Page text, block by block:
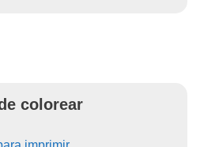
colorear